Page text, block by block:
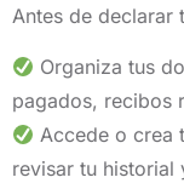
Antes de declarar
Organiza tus
pagados, recibos
Accede o crea
revisar tu historial